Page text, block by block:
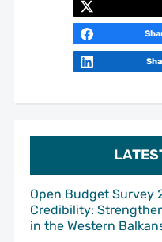
Open Budget Survey
Credibility:
in the Western